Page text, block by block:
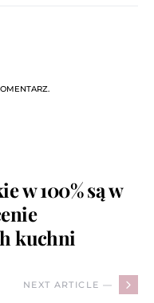
w 100% są w
kuchni
NEXT ARTICLE —